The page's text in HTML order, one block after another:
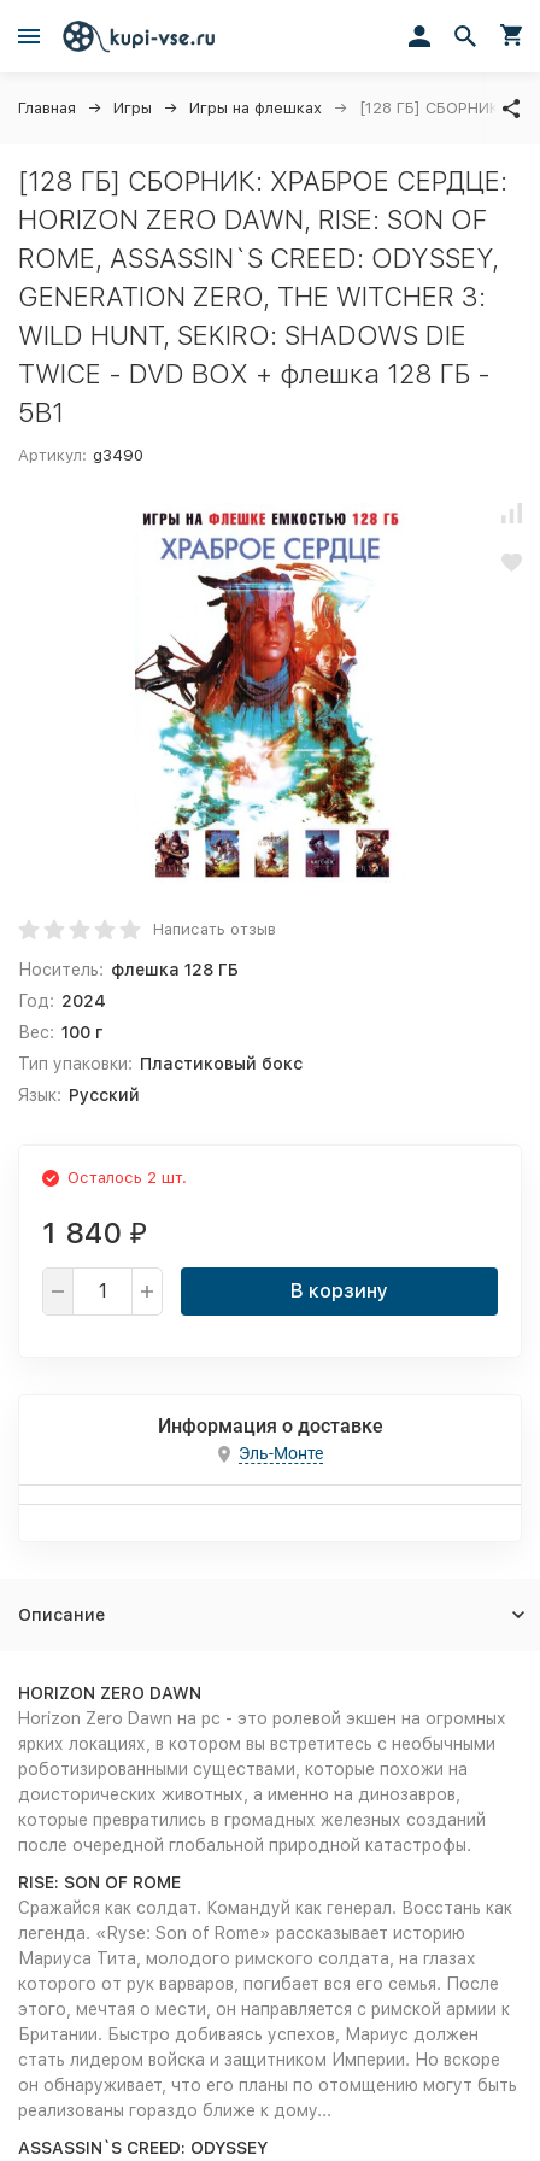
Главная Игры Игры на флешках [128 ГБ] СБОРНИК:
[128 ГБ] СБОРНИК: ХРАБРОЕ СЕРДЦЕ:
HORIZON ZERO DAWN, RISE: SON OF
ROME, ASSASSIN`S CREED: ODYSSEY,
GENERATION ZERO, THE WITCHER 3:
WILD HUNT, SEKIRO: SHADOWS DIE
TWICE - DVD BOX + флешка 128 ГБ -
5В1
Артикул: g3490
Написать отзыв
Носитель: флешка 128 ГБ
Год: 2024
Вес: 100 г
Тип упаковки: Пластиковый бокс
Язык: Русский
Осталось 2 шт.
1 840 ₽
В корзину
Информация о доставке
Эль-Монте
Описание
HORIZON ZERO DAWN
Horizon Zero Dawn на pc - это ролевой экшен на огромных
ярких локациях, в котором вы встретитесь с необычными
роботизированными существами, которые похожи на
доисторических животных, а именно на динозавров,
которые превратились в громадных железных созданий
после очередной глобальной природной катастрофы.
RISE: SON OF ROME
Сражайся как солдат. Командуй как генерал. Восстань как
легенда. «Ryse: Son of Rome» рассказывает историю
Мариуса Тита, молодого римского солдата, на глазах
которого от рук варваров, погибает вся его семья. После
этого, мечтая о мести, он направляется с римской армии к
Британии. Быстро добиваясь успехов, Мариус должен
стать лидером войска и защитником Империи. Но вскоре
он обнаруживает, что его планы по отомщению могут быть
реализованы гораздо ближе к дому...
ASSASSIN`S CREED: ODYSSEY